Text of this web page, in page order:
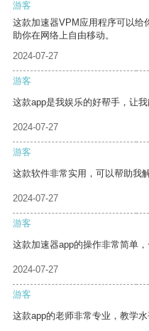
游客
这款加速器VPM应用程序可以给
助你在网络上自由移动。
2024-07-27
游客
这款app是我娱乐的好帮手，让
2024-07-27
游客
这款软件非常实用，可以帮助我
2024-07-27
游客
这款加速器app的操作非常简单
2024-07-27
游客
这款app的老师非常专业，教学